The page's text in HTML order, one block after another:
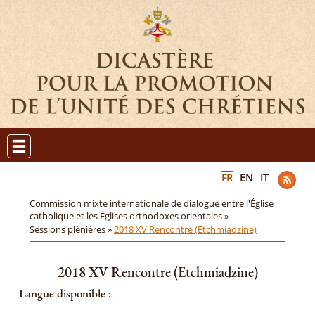
FR EN IT
Commission mixte internationale de dialogue entre l'Église
catholique et les Églises orthodoxes orientales »
Sessions plénières »2018 XV Rencontre (Etchmiadzine)
2018 XV Rencontre (Etchmiadzine)
Langue disponible :